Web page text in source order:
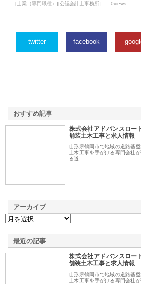
[士業（専門職種）][公認会計士事務所] 0views
twitter facebook
おすすめ記事
株式会社アドバンスロー
舗装土木工事と求人情報
山形県鶴岡市で地域の道路基
土木工事を手がける専門会社
る道…
アーカイブ
最近の記事
株式会社アドバンスロー
舗装土木工事と求人情報
山形県鶴岡市で地域の道路基
土木工事を手がける専門会社